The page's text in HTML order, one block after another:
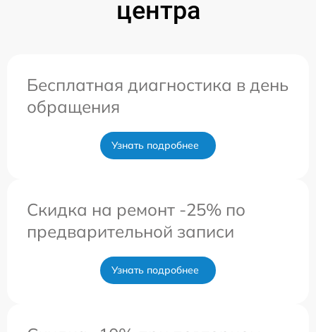
центра
Бесплатная диагностика в день
обращения
Узнать подробнее
Скидка на ремонт -25% по
предварительной записи
Узнать подробнее